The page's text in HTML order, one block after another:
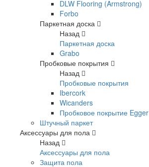
DLW Flooring (Armstrong)
Forbo
Паркетная доска
Назад
Паркетная доска
Grabo
Пробковые покрытия
Назад
Пробковые покрытия
Ibercork
Wicanders
Пробковое покрытие Egger
Штучный паркет
Аксессуары для пола
Назад
Аксессуары для пола
Защита пола